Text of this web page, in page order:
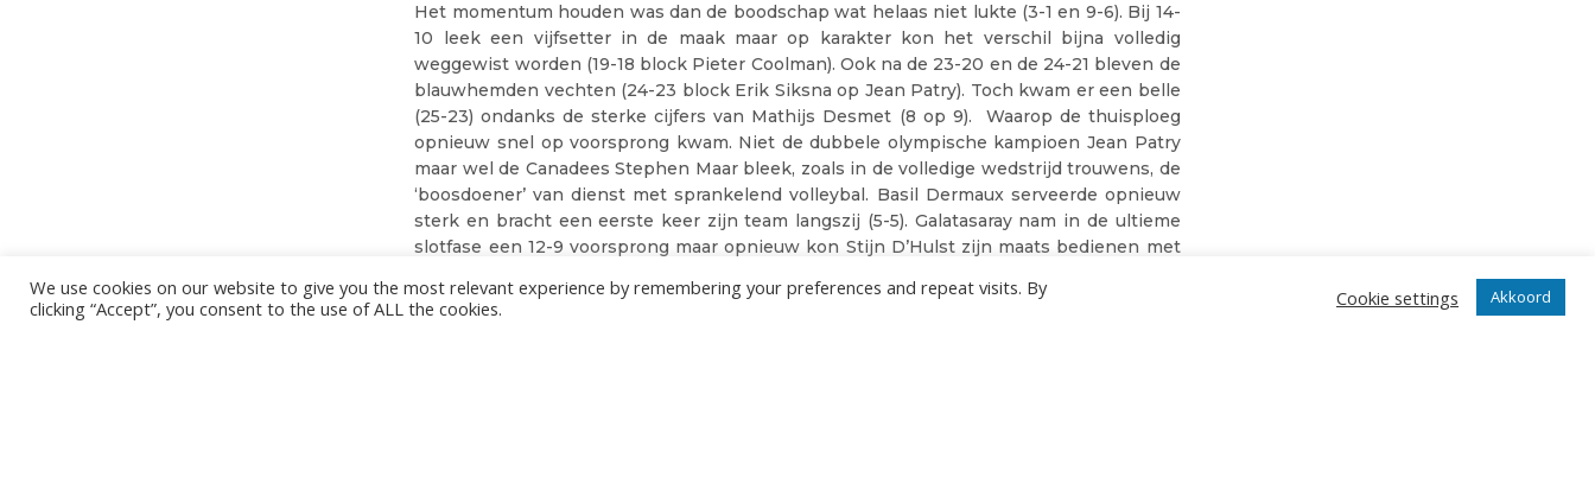
Het momentum houden was dan de boodschap wat helaas niet lukte (3-1 en 9-6). Bij 14-
10 leek een vijfsetter in de maak maar op karakter kon het verschil bijna volledig
weggewist worden (19-18 block Pieter Coolman). Ook na de 23-20 en de 24-21 bleven de
blauwhemden vechten (24-23 block Erik Siksna op Jean Patry). Toch kwam er een belle
(25-23) ondanks de sterke cijfers van Mathijs Desmet (8 op 9). Waarop de thuisploeg
opnieuw snel op voorsprong kwam. Niet de dubbele olympische kampioen Jean Patry
maar wel de Canadees Stephen Maar bleek, zoals in de volledige wedstrijd trouwens, de
‘boosdoener’ van dienst met sprankelend volleybal. Basil Dermaux serveerde opnieuw
sterk en bracht een eerste keer zijn team langszij (5-5). Galatasaray nam in de ultieme
slotfase een 12-9 voorsprong maar opnieuw kon Stijn D’Hulst zijn maats bedienen met
thuisploeg dat met een block op onze hoofdaanvaller de zege binnen haalde (15-13). Een
We use cookies on our website to give you the most relevant experience by remembering your preferences and repeat visits. By
clicking “Accept”, you consent to the use of ALL the cookies.
Cookie settings Akkoord